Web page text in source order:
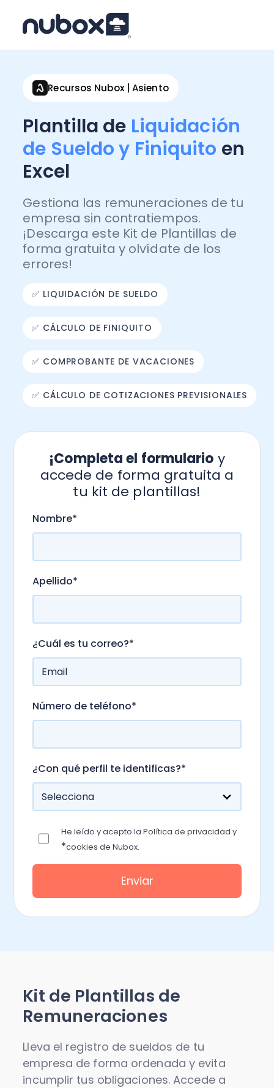
Recursos Nubox | Asiento
Plantilla de Liquidación
de Sueldo y Finiquito en
Excel
Gestiona las remuneraciones de tu
empresa sin contratiempos.
¡Descarga este Kit de Plantillas de
forma gratuita y olvídate de los
errores!
✅ LIQUIDACIÓN DE SUELDO
✅ CÁLCULO DE FINIQUITO
✅ COMPROBANTE DE VACACIONES
✅ CÁLCULO DE COTIZACIONES PREVISIONALES
¡Completa el formulario y
accede de forma gratuita a
tu kit de plantillas!
Nombre*
Apellido*
¿Cuál es tu correo?*
Número de teléfono*
¿Con qué perfil te identificas?*
He leído y acepto laPolítica de privacidad y
cookies de Nubox.
*
Kit de Plantillas de
Remuneraciones
Lleva el registro de sueldos de tu
empresa de forma ordenada y evita
incumplir tus obligaciones. Accede a